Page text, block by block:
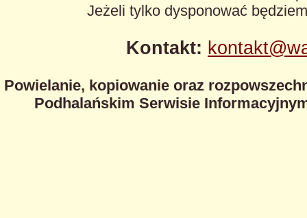
Jeżeli tylko dysponować
Kontakt:
Powielanie, kopiowanie oraz
Podhalańskim Serwisie